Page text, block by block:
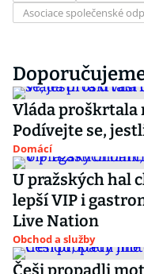
Asociace společenské
Vláda proškrtala
Podívejte se,
Domácí
U pražských hal
lepší VIP i
Live Nation
Obchod a služby
Češi propadli